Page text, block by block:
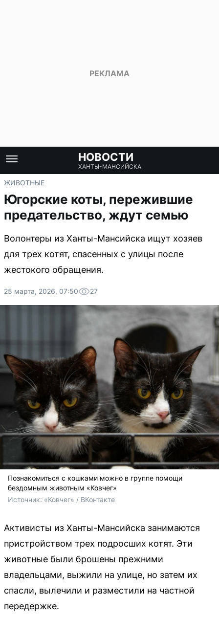
НОВОСТИ
ХАНТЫ-МАНСИЙСКА
ЖИВОТНЫЕ
Югорские коты, пережившие
предательство, ждут семью
Волонтеры из Ханты-Мансийска ищут хозяев
для трех котят, спасенных с улицы после
жестокого обращения.
25 марта, 2026, 07:50 27
Познакомиться с кошками можно в группе помощи
бездомным животным «Ковчег»
Источник: «Ковчег» / ВКонтакте
Активисты из Ханты-Мансийска занимаются
пристройством трех подросших котят. Эти
животные были брошены прежними
владельцами, выжили на улице, но затем их
спасли, вылечили и разместили на частной
передержке.